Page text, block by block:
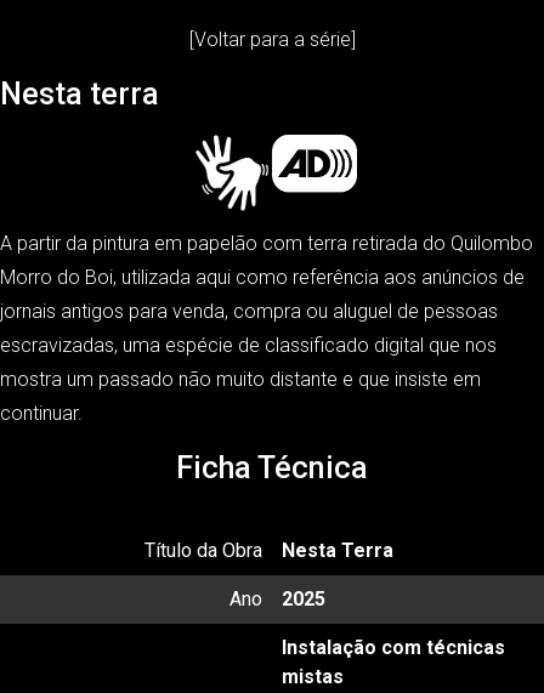
[Voltar para a série]
Nesta terra
A partir da pintura em papelão com terra retirada do Quilombo
Morro do Boi, utilizada aqui como referência aos anúncios de
jornais antigos para venda, compra ou aluguel de pessoas
escravizadas, uma espécie de classificado digital que nos
mostra um passado não muito distante e que insiste em
continuar.
Ficha Técnica
Título da Obra Nesta Terra
Ano 2025
Instalação com técnicas
mistas